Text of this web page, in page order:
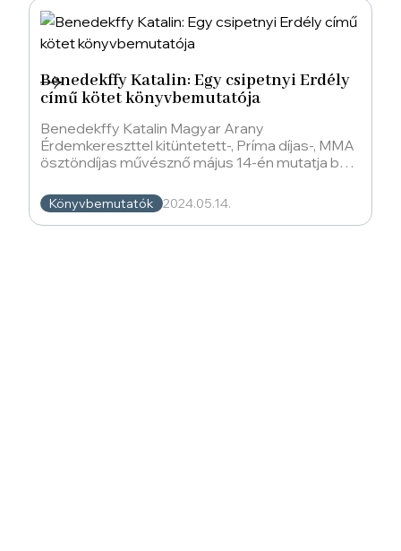
Benedekffy Katalin: Egy csipetnyi Erdély
című kötet könyvbemutatója
Benedekffy Katalin Magyar Arany
Érdemkereszttel kitüntetett-, Príma díjas-, MMA
ösztöndíjas művésznő május 14-én mutatja be
Könyvbemutatók 2024.05.14.